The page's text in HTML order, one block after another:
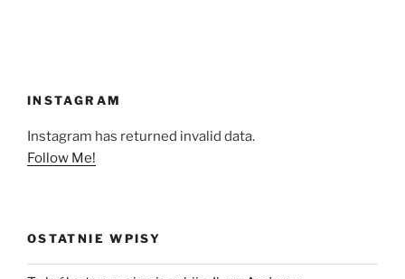
INSTAGRAM
Instagram has returned invalid data.
Follow Me!
OSTATNIE WPISY